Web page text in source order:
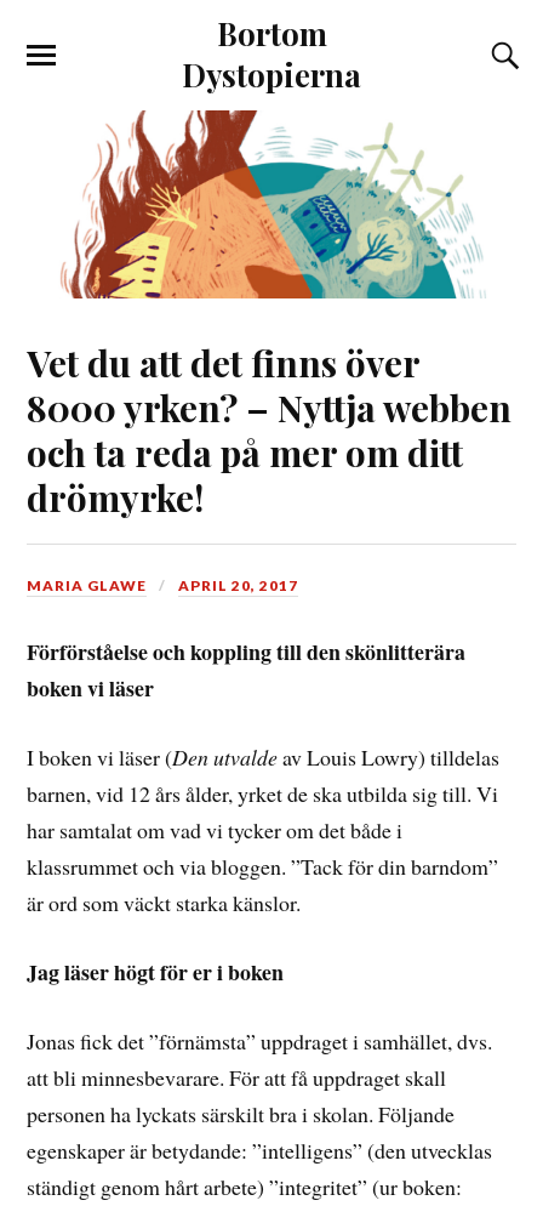
Bortom
Dystopierna
Vet du att det finns över
8000 yrken? – Nyttja webben
och ta reda på mer om ditt
drömyrke!
MARIA GLAWE APRIL 20, 2017
Förförståelse och koppling till den skönlitterära
boken vi läser
I boken vi läser (Den utvaldeav Louis Lowry) tilldelas
barnen, vid 12 års ålder, yrket de ska utbilda sig till. Vi
har samtalat om vad vi tycker om det både i
klassrummet och via bloggen. ”Tack för din barndom”
är ord som väckt starka känslor.
Jag läser högt för er i boken
Jonas fick det ”förnämsta” uppdraget i samhället, dvs.
att bli minnesbevarare. För att få uppdraget skall
personen ha lyckats särskilt bra i skolan. Följande
egenskaper är betydande: ”intelligens” (den utvecklas
ständigt genom hårt arbete) ”integritet” (ur boken: